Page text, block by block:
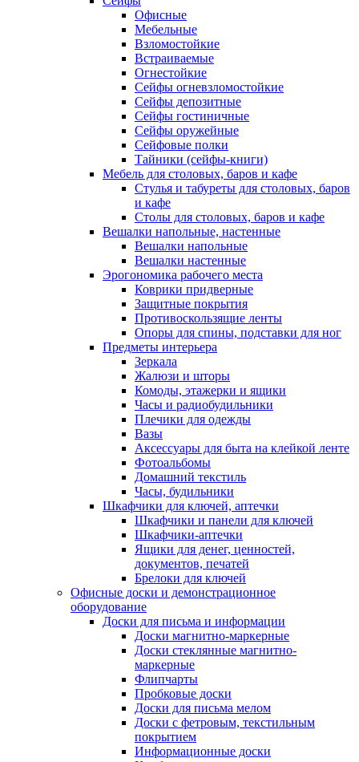
Офисные
Мебельные
Взломостойкие
Встраиваемые
Огнестойкие
Сейфы огневзломостойкие
Сейфы депозитные
Сейфы гостиничные
Сейфы оружейные
Сейфовые полки
Тайники (сейфы-книги)
Мебель для столовых, баров и кафе
Стулья и табуреты для столовых, баров
и кафе
Столы для столовых, баров и кафе
Вешалки напольные, настенные
Вешалки напольные
Вешалки настенные
Эрогономика рабочего места
Коврики придверные
Защитные покрытия
Противоскользящие ленты
Опоры для спины, подставки для ног
Предметы интерьера
Зеркала
Жалюзи и шторы
Комоды, этажерки и ящики
Часы и радиобудильники
Плечики для одежды
Вазы
Аксессуары для быта на клейкой ленте
Фотоальбомы
Домашний текстиль
Часы, будильники
Шкафчики для ключей, аптечки
Шкафчики и панели для ключей
Шкафчики-аптечки
Ящики для денег, ценностей,
документов, печатей
Брелоки для ключей
Офисные доски и демонстрационное
оборудование
Доски для письма и информации
Доски магнитно-маркерные
Доски стеклянные магнитно-
маркерные
Флипчарты
Пробковые доски
Доски для письма мелом
Доски с фетровым, текстильным
покрытием
Информационные доски